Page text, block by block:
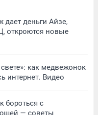
дает деньги Айзе,
откроются новые
как медвежонок
интернет. Видео
бороться с
— советы